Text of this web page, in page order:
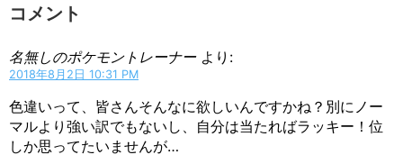
コメント
名無しのポケモントレーナー より:
2018年8月2日 10:31 PM
色違いって、皆さんそんなに欲しいんですかね？別にノー
マルより強い訳でもないし、自分は当たればラッキー！位
しか思ってたいませんが…